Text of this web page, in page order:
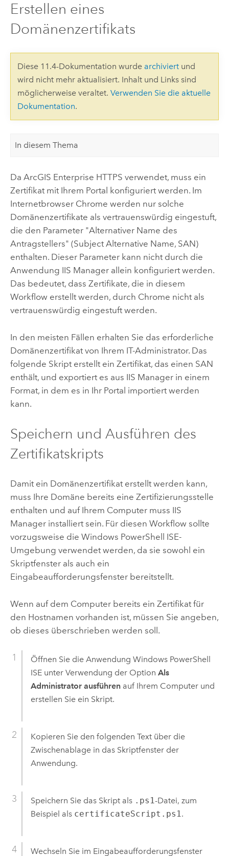
Erstellen eines
Domänenzertifikats
Diese 11.4-Dokumentation wurde archiviertund
wird nicht mehr aktualisiert. Inhalt und Links sind
möglicherweise veraltet. Verwenden Sie die aktuelle
Dokumentation.
In diesem Thema
Da ArcGIS Enterprise HTTPS verwendet, muss ein
Zertifikat mit Ihrem Portal konfiguriert werden. Im
Internetbrowser Chrome werden nur solche
Domänenzertifikate als vertrauenswürdig eingestuft,
die den Parameter "Alternativer Name des
Antragstellers" (Subject Alternative Name, SAN)
enthalten. Dieser Parameter kann nicht durch die
Anwendung IIS Manager allein konfiguriert werden.
Das bedeutet, dass Zertifikate, die in diesem
Workflow erstellt werden, durch Chrome nicht als
vertrauenswürdig eingestuft werden.
In den meisten Fällen erhalten Sie das erforderliche
Domänenzertifikat von Ihrem IT-Administrator. Das
folgende Skript erstellt ein Zertifikat, das einen SAN
enthält, und exportiert es aus IIS Manager in einem
Format, in dem es in Ihr Portal importiert werden
kann.
Speichern und Ausführen des
Zertifikatskripts
Damit ein Domänenzertifikat erstellt werden kann,
muss Ihre Domäne bereits eine Zertifizierungsstelle
enthalten und auf Ihrem Computer muss IIS
Manager installiert sein. Für diesen Workflow sollte
vorzugsweise die Windows PowerShell ISE-
Umgebung verwendet werden, da sie sowohl ein
Skriptfenster als auch ein
Eingabeaufforderungsfenster bereitstellt.
Wenn auf dem Computer bereits ein Zertifikat für
den Hostnamen vorhanden ist, müssen Sie angeben,
ob dieses überschrieben werden soll.
Öffnen Sie die Anwendung Windows PowerShell
ISE unter Verwendung der Option Als
Administrator ausführenauf Ihrem Computer und
erstellen Sie ein Skript.
Kopieren Sie den folgenden Text über die
Zwischenablage in das Skriptfenster der
Anwendung.
Speichern Sie das Skript als .ps1 -Datei, zum
Beispiel als certificateScript.ps1 .
Wechseln Sie im Eingabeaufforderungsfenster